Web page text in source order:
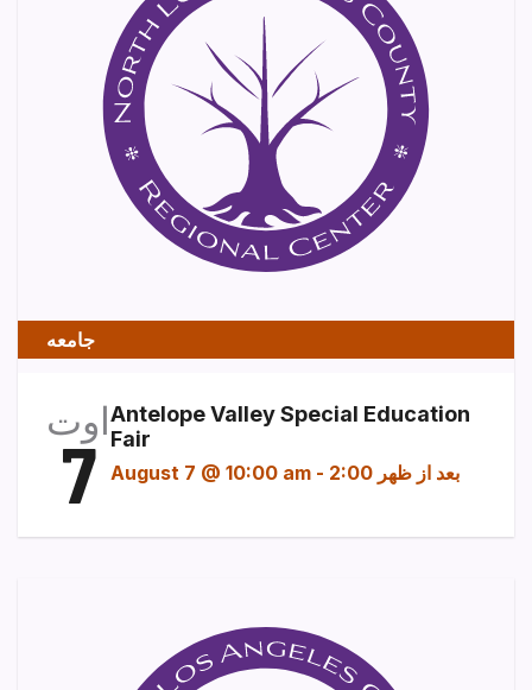
جامعه
اوت
7
Antelope Valley Special Education
Fair
August 7 @ 10:00 am - 2:00 بعد از ظهر